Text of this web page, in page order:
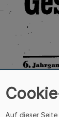
Auf dieser Seite